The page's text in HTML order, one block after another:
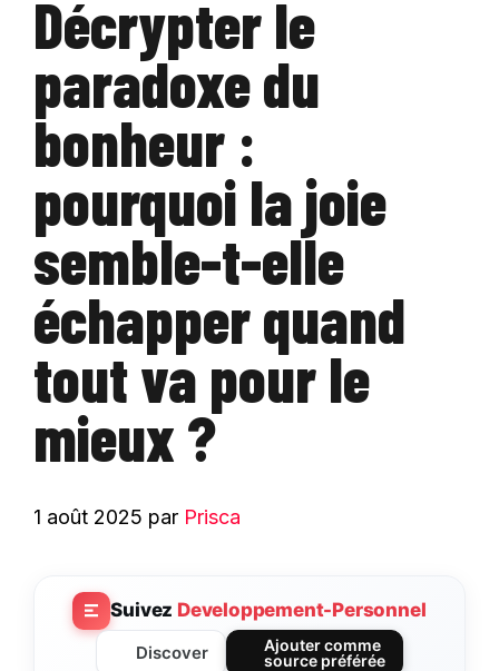
Décrypter le
paradoxe du
bonheur :
pourquoi la joie
semble-t-elle
échapper quand
tout va pour le
mieux ?
1 août 2025 par Prisca
Suivez Developpement-Personnel
Discover
Ajouter comme
source préférée